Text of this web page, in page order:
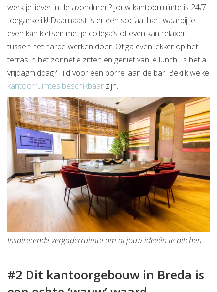
werk je liever in de avonduren? Jouw kantoorruimte is 24/7
toegankelijk! Daarnaast is er een sociaal hart waarbij je
even kan kletsen met je collega’s of even kan relaxen
tussen het harde werken door. Of ga even lekker op het
terras in het zonnetje zitten en geniet van je lunch. Is het al
vrijdagmiddag? Tijd voor een borrel aan de bar! Bekijk welke
kantoorruimtes beschikbaar zijn.
Inspirerende vergaderruimte om al jouw ideeën te pitchen.
#2 Dit kantoorgebouw in Breda is